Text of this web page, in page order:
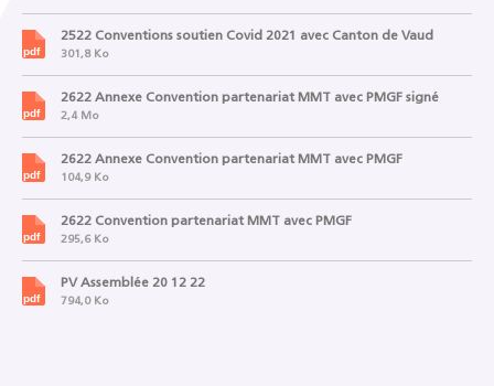
2522 Conventions soutien Covid 2021 avec Canton de Vaud
301,8 Ko
2622 Annexe Convention partenariat MMT avec PMGF signé
2,4 Mo
2622 Annexe Convention partenariat MMT avec PMGF
104,9 Ko
2622 Convention partenariat MMT avec PMGF
295,6 Ko
PV Assemblée 20 12 22
794,0 Ko